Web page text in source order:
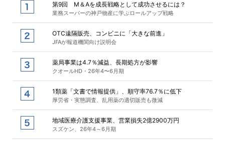
第9回 M＆Aを成長戦略として成功させるには？
業務スーパーの神戸物産に学ぶロールアップ戦略
OTC遠隔販売、コンビニに「大きな前進」
JFAが報道機関向け説明会
薬局事業は4.7％減益、長期処方が影響
クオールHD・26年4〜6月期
1類薬「文書で情報提供」、順守率76.7％に低下
厚労省・実態調査、乱用薬の適切販売も微減
地域医療介護支援事業、営業損失2億2900万円
スズケン、26年4～6月期